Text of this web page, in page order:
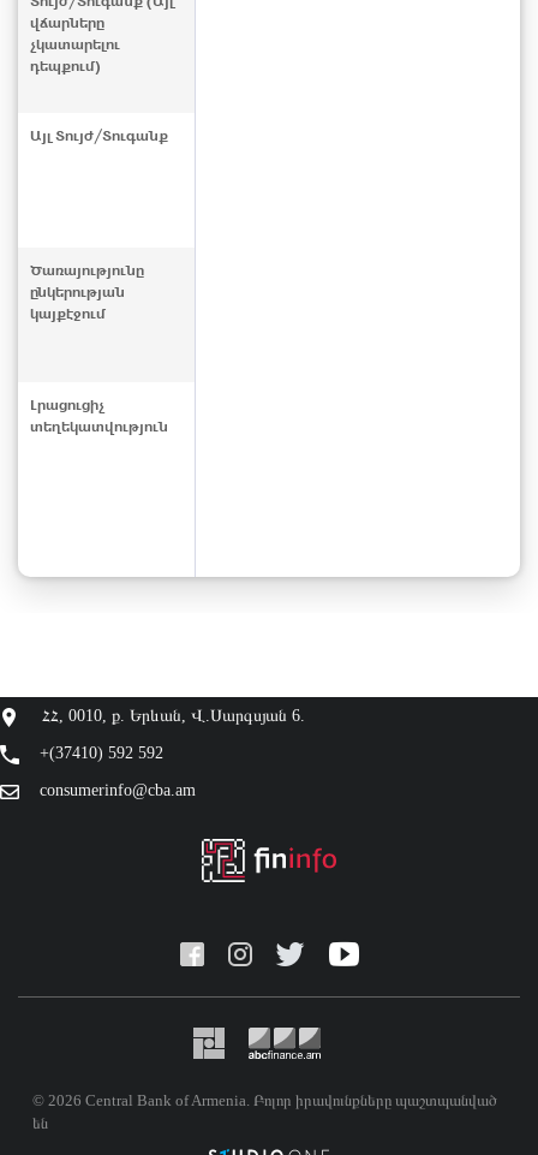
վճարները
չկատարելու
դեպքում)
Այլ Տույժ/Տուգանք
Ծառայությունը
ընկերության
կայքէջում
Լրացուցիչ
տեղեկատվություն
ՀՀ, 0010, ք. Երևան, Վ.Սարգսյան 6.
+(37410) 592 592
consumerinfo@cba.am
© 2026 Central Bank of Armenia. Բոլոր իրավունքները պաշտպանված
են